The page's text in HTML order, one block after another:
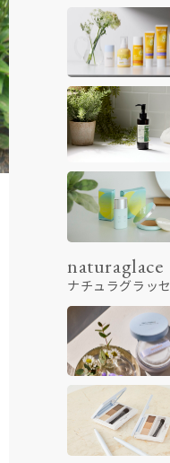
naturaglace
ナチュラグラッセ